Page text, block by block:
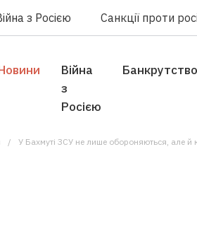
з Росією Санкції проти
Війна
з
Росією
Банкрутство
У Бахмуті ЗСУ не лише обороняються, але й